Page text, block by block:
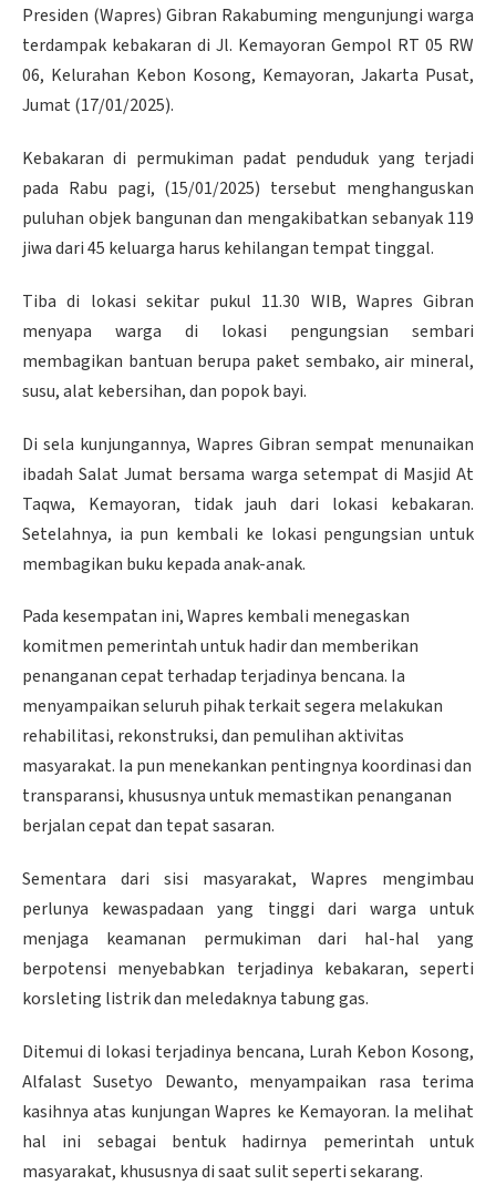
Presiden (Wapres) Gibran Rakabuming mengunjungi warga
terdampak kebakaran di Jl. Kemayoran Gempol RT 05 RW
06, Kelurahan Kebon Kosong, Kemayoran, Jakarta Pusat,
Jumat (17/01/2025).
Kebakaran di permukiman padat penduduk yang terjadi
pada Rabu pagi, (15/01/2025) tersebut menghanguskan
puluhan objek bangunan dan mengakibatkan sebanyak 119
jiwa dari 45 keluarga harus kehilangan tempat tinggal.
Tiba di lokasi sekitar pukul 11.30 WIB, Wapres Gibran
menyapa warga di lokasi pengungsian sembari
membagikan bantuan berupa paket sembako, air mineral,
susu, alat kebersihan, dan popok bayi.
Di sela kunjungannya, Wapres Gibran sempat menunaikan
ibadah Salat Jumat bersama warga setempat di Masjid At
Taqwa, Kemayoran, tidak jauh dari lokasi kebakaran.
Setelahnya, ia pun kembali ke lokasi pengungsian untuk
membagikan buku kepada anak-anak.
Pada kesempatan ini, Wapres kembali menegaskan
komitmen pemerintah untuk hadir dan memberikan
penanganan cepat terhadap terjadinya bencana. Ia
menyampaikan seluruh pihak terkait segera melakukan
rehabilitasi, rekonstruksi, dan pemulihan aktivitas
masyarakat. Ia pun menekankan pentingnya koordinasi dan
transparansi, khususnya untuk memastikan penanganan
berjalan cepat dan tepat sasaran.
Sementara dari sisi masyarakat, Wapres mengimbau
perlunya kewaspadaan yang tinggi dari warga untuk
menjaga keamanan permukiman dari hal-hal yang
berpotensi menyebabkan terjadinya kebakaran, seperti
korsleting listrik dan meledaknya tabung gas.
Ditemui di lokasi terjadinya bencana, Lurah Kebon Kosong,
Alfalast Susetyo Dewanto, menyampaikan rasa terima
kasihnya atas kunjungan Wapres ke Kemayoran. Ia melihat
hal ini sebagai bentuk hadirnya pemerintah untuk
masyarakat, khususnya di saat sulit seperti sekarang.